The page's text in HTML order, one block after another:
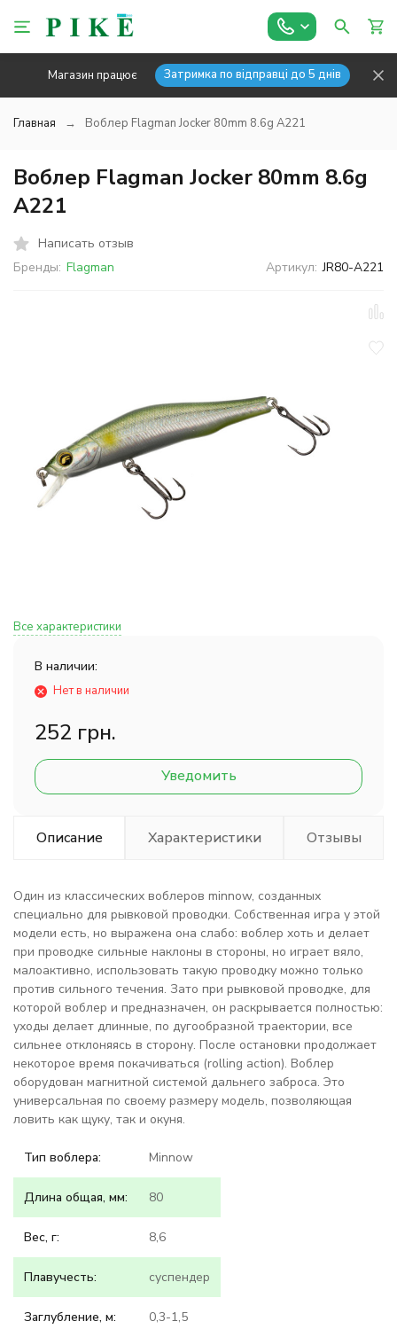
Магазин працює Затримка по відправці до 5 днів
Главная Воблер Flagman Jocker 80mm 8.6g A221
Воблер Flagman Jocker 80mm 8.6g
A221
Написать отзыв
Бренды: Flagman Артикул: JR80-A221
Все характеристики
В наличии:
Нет в наличии
252 грн.
Уведомить
Описание Характеристики Отзывы
Один из классических воблеров minnow, созданных
специально для рывковой проводки. Собственная игра у этой
модели есть, но выражена она слабо: воблер хоть и делает
при проводке сильные наклоны в стороны, но играет вяло,
малоактивно, использовать такую проводку можно только
против сильного течения. Зато при рывковой проводке, для
которой воблер и предназначен, он раскрывается полностью:
уходы делает длинные, по дугообразной траектории, все
сильнее отклоняясь в сторону. После остановки продолжает
некоторое время покачиваться (rolling action). Воблер
оборудован магнитной системой дальнего заброса. Это
универсальная по своему размеру модель, позволяющая
ловить как щуку, так и окуня.
Тип воблера: Minnow
Длина общая, мм: 80
Вес, г: 8,6
Плавучесть: суспендер
Заглубление, м: 0,3-1,5